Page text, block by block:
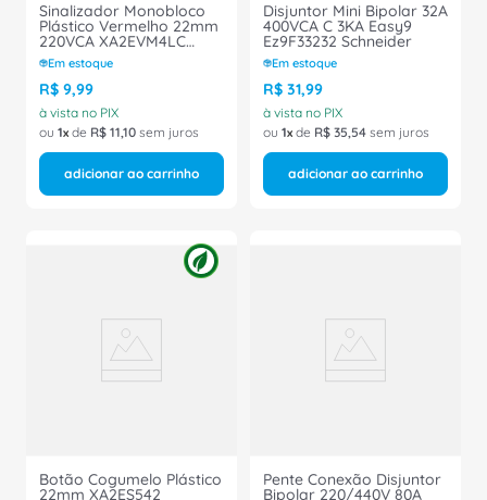
Sinalizador Monobloco
Plástico Vermelho 22mm
220VCA XA2EVM4LC
Schneider
Em estoque
R$ 9,99
à vista no PIX
ou 1 de R$ 11,10 sem juros
adicionar ao carrinho
Disjuntor Mini Bipolar 32A
400VCA C 3KA Easy9
Ez9F33232 Schneider
Em estoque
R$ 31,99
à vista no PIX
ou 1 de R$ 35,54 sem juros
adicionar ao carrinho
Botão Cogumelo Plástico
22mm XA2ES542
Pente Conexão Disjuntor
Bipolar 220/440V 80A